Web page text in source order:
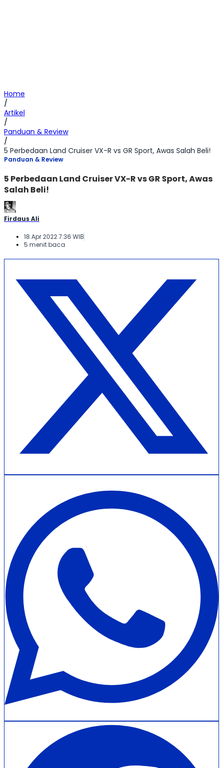
Home
/
Artikel
/
Panduan & Review
/
5 Perbedaan Land Cruiser VX-R vs GR Sport, Awas Salah Beli!
Panduan & Review
5 Perbedaan Land Cruiser VX-R vs GR Sport, Awas
Salah Beli!
Firdaus Ali
18 Apr 2022 7:36 WIB
5 menit baca